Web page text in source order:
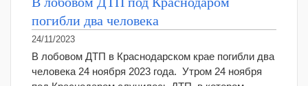
погибли два человека
24/11/2023
В лобовом ДТП в Краснодарском крае погибли два
человека 24 ноября 2023 года. Утром 24 ноября